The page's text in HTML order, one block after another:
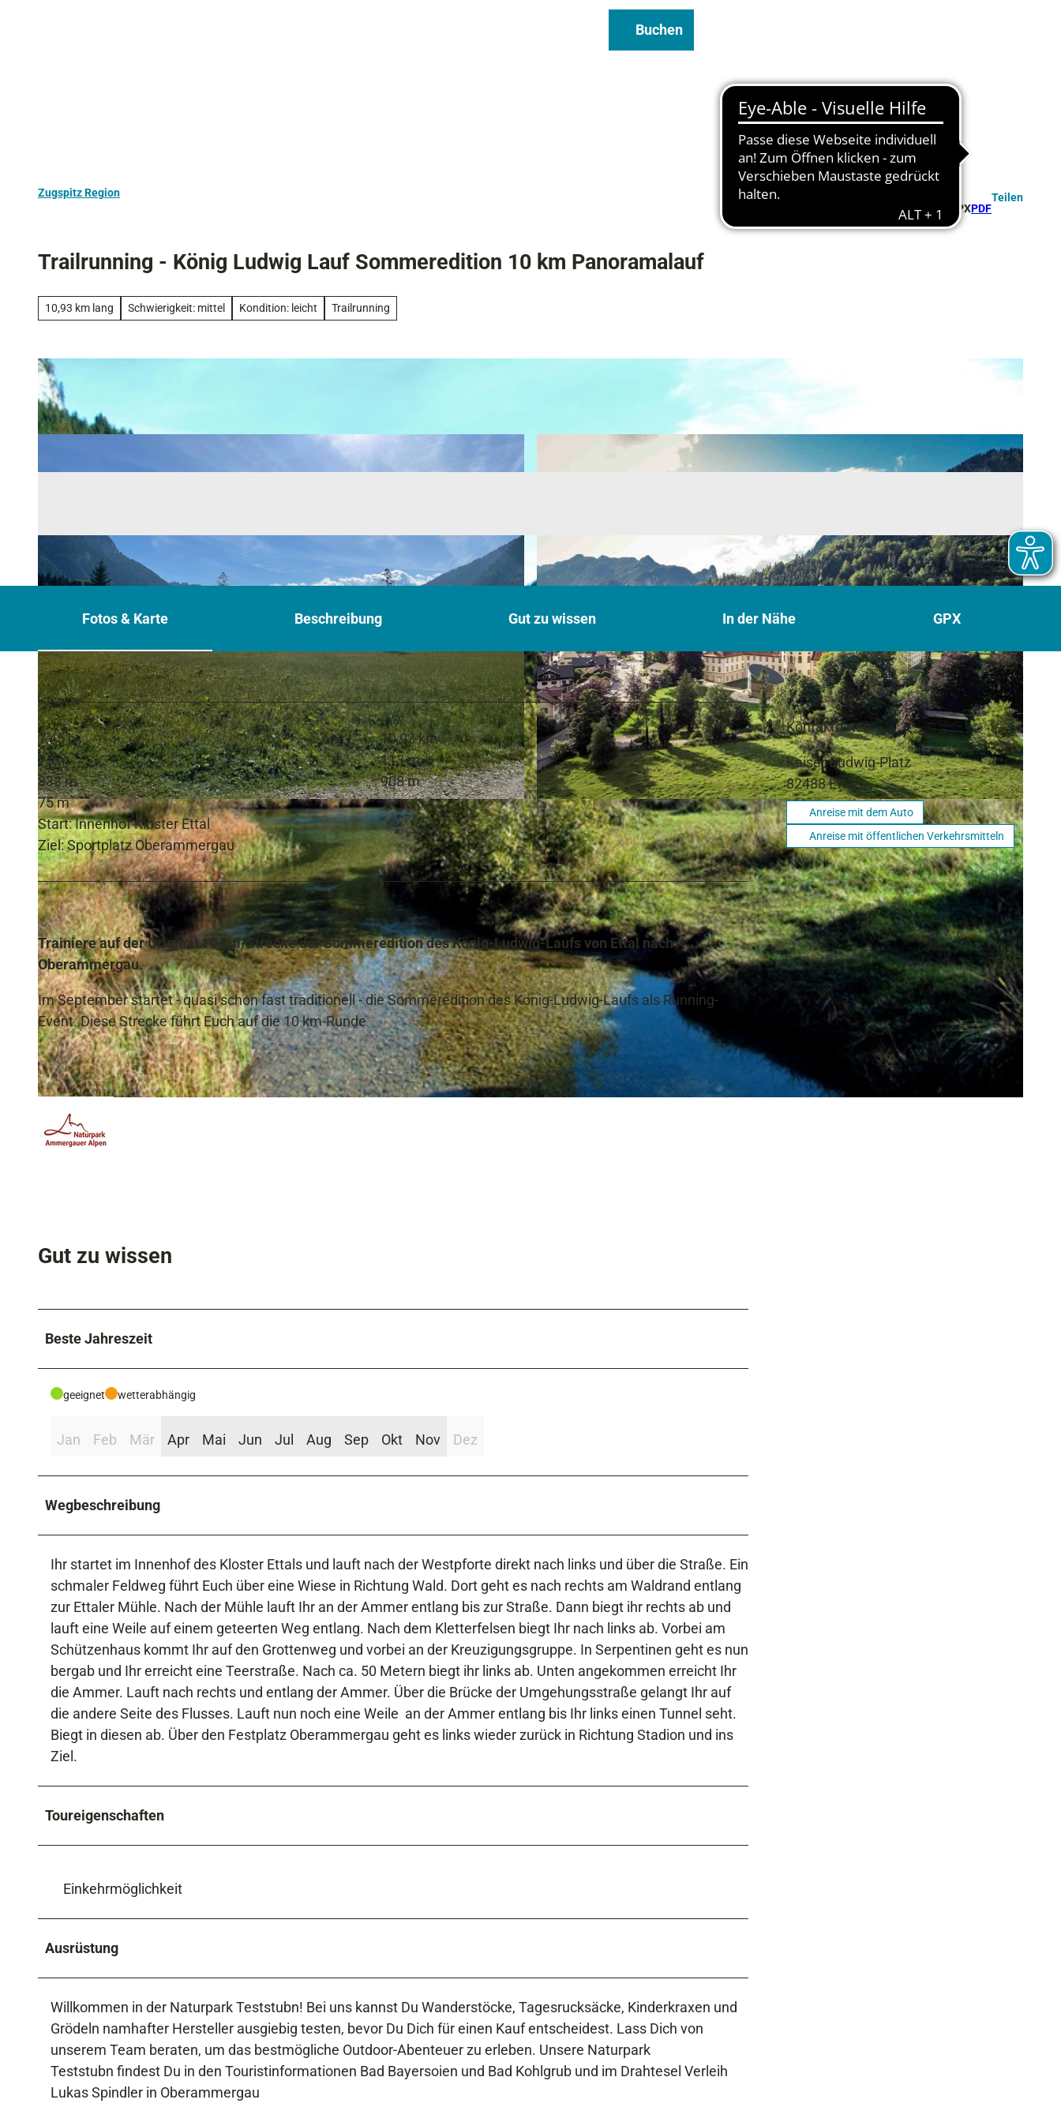
Buchen
Zugspitz Region
GPXPDF
Teilen
Trailrunning - König Ludwig Lauf Sommeredition 10 km Panoramalauf
10,93 km lang Schwierigkeit: mittel Kondition: leicht Trailrunning
© Theresa Filbig, Naturpark Ammergauer Alpen e.V. © Simon Bauer, Naturpark Ammergauer Alpen e.V.
Fotos & Karte Beschreibung Gut zu wissen In der Nähe GPX
1:45 h
10,93 km
75 m
113 m
833 m
908 m
75 m
Start: Innenhof Kloster Ettal
Ziel: Sportplatz Oberammergau
Trainiere auf der Original 10 km-Strecke der Sommeredition des König-Ludwig-Laufs von Ettal nach
Oberammergau.
Im September startet - quasi schon fast traditionell - die Sommeredition des König-Ludwig-Laufs als Running-
Event. Diese Strecke führt Euch auf die 10 km-Runde
Gut zu wissen
Beste Jahreszeit
geeignet wetterabhängig
Jan Feb Mär Apr Mai Jun Jul Aug Sep Okt Nov Dez
Wegbeschreibung
Ihr startet im Innenhof des Kloster Ettals und lauft nach der Westpforte direkt nach links und über die Straße. Ein
schmaler Feldweg führt Euch über eine Wiese in Richtung Wald. Dort geht es nach rechts am Waldrand entlang
zur Ettaler Mühle. Nach der Mühle lauft Ihr an der Ammer entlang bis zur Straße. Dann biegt ihr rechts ab und
lauft eine Weile auf einem geteerten Weg entlang. Nach dem Kletterfelsen biegt Ihr nach links ab. Vorbei am
Schützenhaus kommt Ihr auf den Grottenweg und vorbei an der Kreuzigungsgruppe. In Serpentinen geht es nun
bergab und Ihr erreicht eine Teerstraße. Nach ca. 50 Metern biegt ihr links ab. Unten angekommen erreicht Ihr
die Ammer. Lauft nach rechts und entlang der Ammer. Über die Brücke der Umgehungsstraße gelangt Ihr auf
die andere Seite des Flusses. Lauft nun noch eine Weile an der Ammer entlang bis Ihr links einen Tunnel seht.
Biegt in diesen ab. Über den Festplatz Oberammergau geht es links wieder zurück in Richtung Stadion und ins
Ziel.
Toureigenschaften
Einkehrmöglichkeit
Ausrüstung
Willkommen in der Naturpark Teststubn! Bei uns kannst Du Wanderstöcke, Tagesrucksäcke, Kinderkraxen und
Grödeln namhafter Hersteller ausgiebig testen, bevor Du Dich für einen Kauf entscheidest. Lass Dich von
unserem Team beraten, um das bestmögliche Outdoor-Abenteuer zu erleben. Unsere Naturpark
Teststubn findest Du in den Touristinformationen Bad Bayersoien und Bad Kohlgrub und im Drahtesel Verleih
Lukas Spindler in Oberammergau
Kontaktdaten
Kaiser-Ludwig-Platz
82488Ettal
Anreise mit dem Auto
Anreise mit öffentlichen Verkehrsmitteln